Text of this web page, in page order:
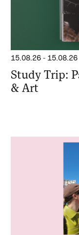
15.08.26 - 15.08.26
Study Trip:
& Art